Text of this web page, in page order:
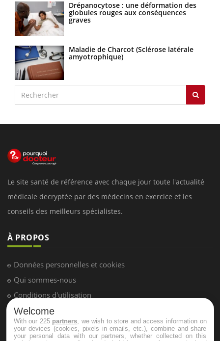
Drépanocytose : une déformation des
globules rouges aux conséquences
graves
Maladie de Charcot (Sclérose latérale
amyotrophique)
Le site santé de référence avec chaque jour toute l'actualité
médicale decryptée par des médecins en exercice et les
conseils des meilleurs spécialistes.
À PROPOS
Données personnelles et cookies
Qui sommes-nous
Conditions d'utilisation
Plan du site
Mentions Légales
Welcome
With our 225 partners , we wish to store and access information on
your devices (cookies, pixels in emails, etc.), combine and share
your personal data with our partners, whether collected on this